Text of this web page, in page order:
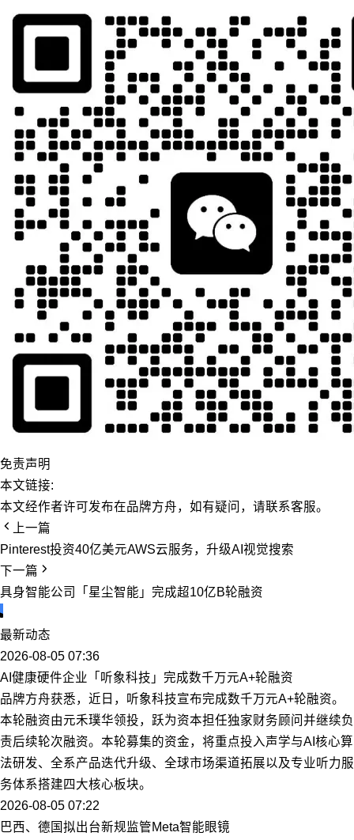
免责声明
本文链接:
本文经作者许可发布在品牌方舟，如有疑问，请联系客服。
上一篇
Pinterest投资40亿美元AWS云服务，升级AI视觉搜索
下一篇
具身智能公司「星尘智能」完成超10亿B轮融资
最新动态
2026-08-05 07:36
AI健康硬件企业「听象科技」完成数千万元A+轮融资
品牌方舟获悉，近日，听象科技宣布完成数千万元A+轮融资。
本轮融资由元禾璞华领投，跃为资本担任独家财务顾问并继续负
责后续轮次融资。本轮募集的资金，将重点投入声学与AI核心算
法研发、全系产品迭代升级、全球市场渠道拓展以及专业听力服
务体系搭建四大核心板块。
2026-08-05 07:22
巴西、德国拟出台新规监管Meta智能眼镜